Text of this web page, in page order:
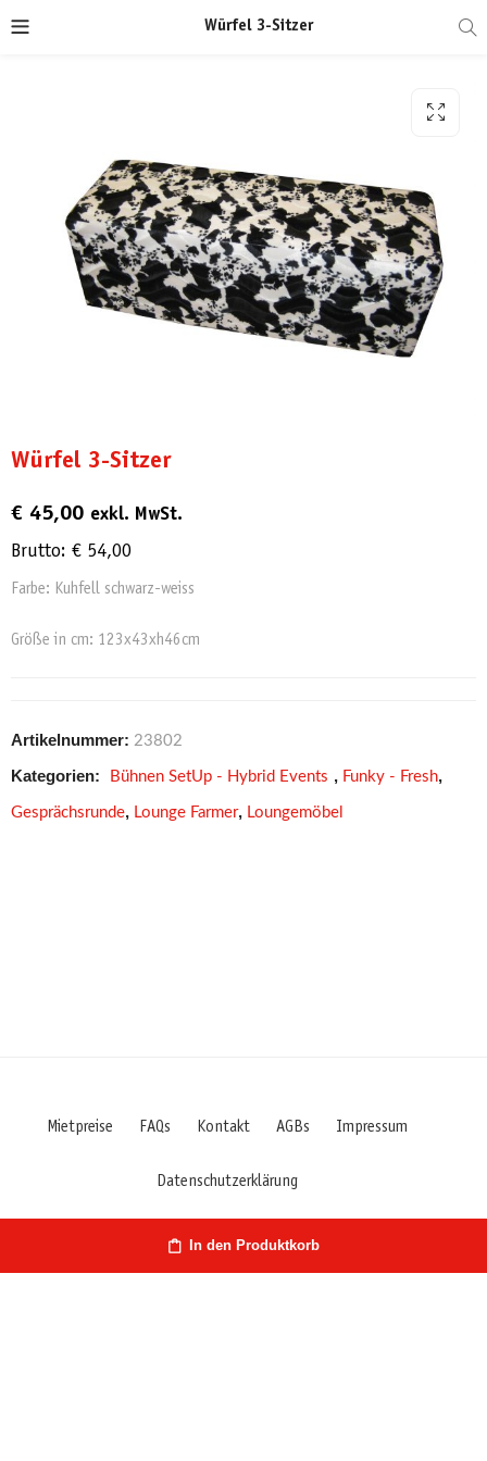
Würfel 3-Sitzer
Würfel 3-Sitzer
€ 45,00 exkl. MwSt.
Brutto: € 54,00
Farbe: Kuhfell schwarz-weiss
Größe in cm: 123x43xh46cm
In den Produktkorb
Artikelnummer: 23802
Kategorien: Bühnen SetUp - Hybrid Events , Funky - Fresh,
Gesprächsrunde, Lounge Farmer, Loungemöbel
Mietpreise FAQs Kontakt AGBs Impressum
Datenschutzerklärung